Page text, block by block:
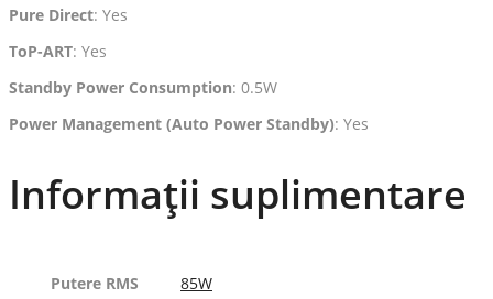
Pure Direct: Yes
ToP-ART: Yes
Standby Power Consumption: 0.5W
Power Management (Auto Power Standby): Yes
Informații suplimentare
Putere RMS 85W